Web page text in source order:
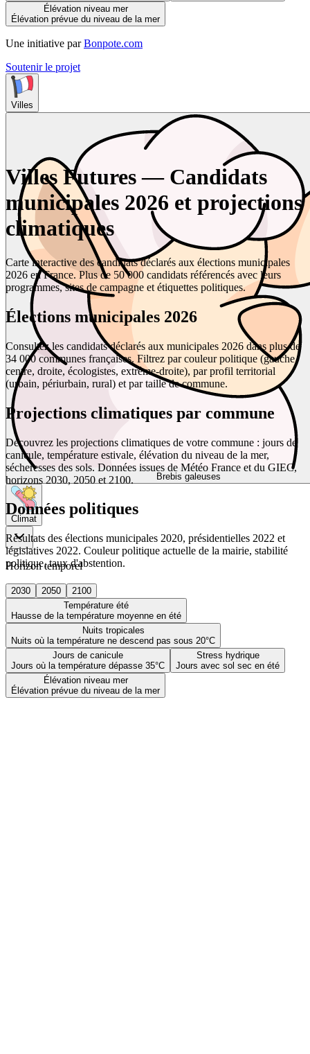
Élévation niveau mer
Élévation prévue du niveau de la mer
Une initiative par Bonpote.com
Soutenir le projet
Villes
Brebis galeuses
Climat
Horizon temporel
2030 2050
2100
Température été
Hausse de la température moyenne en été
Nuits tropicales
Nuits où la température ne descend pas sous 20°C
Jours de canicule
Jours où la température dépasse 35°C
Stress hydrique
Jours avec sol sec en été
Élévation niveau mer
Élévation prévue du niveau de la mer
Villes Futures — Candidats
municipales 2026 et projections
climatiques
Carte interactive des candidats déclarés aux élections municipales
2026 en France. Plus de 50 000 candidats référencés avec leurs
programmes, sites de campagne et étiquettes politiques.
Élections municipales 2026
Consultez les candidats déclarés aux municipales 2026 dans plus de
34 000 communes françaises. Filtrez par couleur politique (gauche,
centre, droite, écologistes, extrême-droite), par profil territorial
(urbain, périurbain, rural) et par taille de commune.
Projections climatiques par commune
Découvrez les projections climatiques de votre commune : jours de
canicule, température estivale, élévation du niveau de la mer,
sécheresses des sols. Données issues de Météo France et du GIEC,
horizons 2030, 2050 et 2100.
Données politiques
Résultats des élections municipales 2020, présidentielles 2022 et
législatives 2022. Couleur politique actuelle de la mairie, stabilité
politique, taux d'abstention.